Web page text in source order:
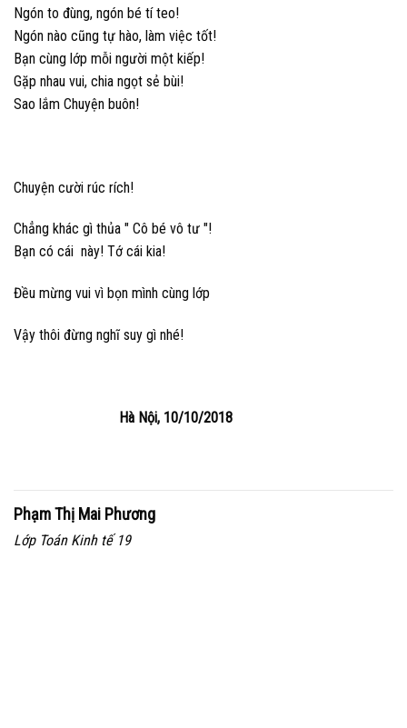
Ngón to đùng, ngón bé tí teo!
Ngón nào cũng tự hào, làm việc tốt!
Bạn cùng lớp mỗi người một kiếp!
Gặp nhau vui, chia ngọt sẻ bùi!
Sao lắm Chuyện buôn!
Chuyện cười rúc rích!
Chẳng khác gì thủa " Cô bé vô tư "!
Bạn có cái này! Tớ cái kia!
Đều mừng vui vì bọn mình cùng lớp
Vậy thôi đừng nghĩ suy gì nhé!
Hà Nội, 10/10/2018
Phạm Thị Mai Phương
Lớp Toán Kinh tế 19